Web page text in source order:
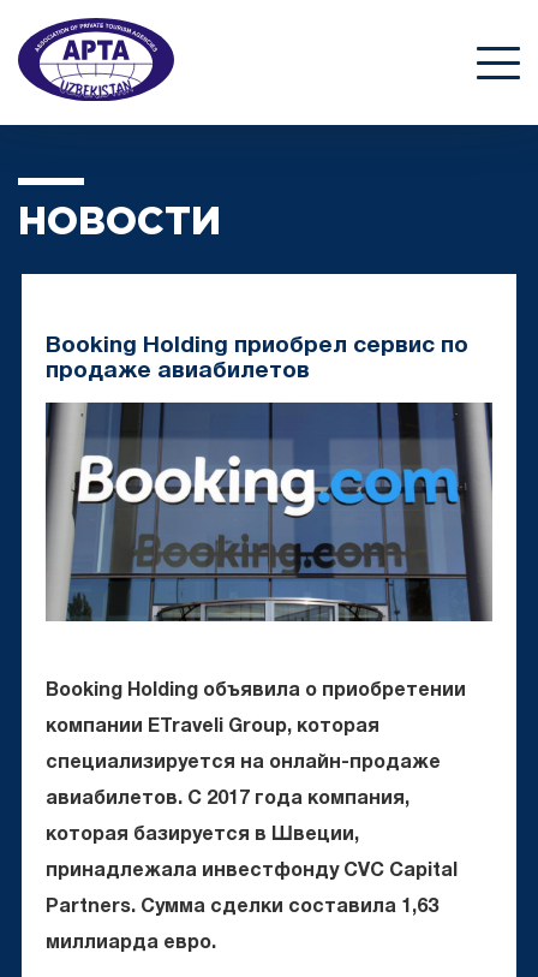
НОВОСТИ
Booking Holding приобрел сервис по
продаже авиабилетов
Booking Holding объявила о приобретении
компании ETraveli Group, которая
специализируется на онлайн-продаже
авиабилетов. С 2017 года компания,
которая базируется в Швеции,
принадлежала инвестфонду CVC Capital
Partners. Сумма сделки составила 1,63
миллиарда евро.